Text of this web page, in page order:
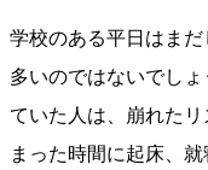
学校のある平日はま
多いのではないでし
ていた人は、崩れた
まった時間に起床、